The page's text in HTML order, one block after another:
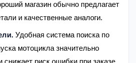
магазин обычно предлагает
и качественные аналоги.
Удобная система поиска по
мотоцикла значительно